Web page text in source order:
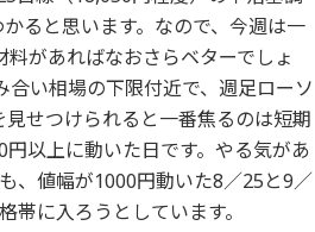
ると思います。なので、今週は一
があればなおさらベターでしょ
い相場の下限付近で、週足ローソ
せつけられると一番焦るのは短期
以上に動いた日です。やる気があ
、値幅が1000円動いた8／25と9／
に入ろうとしています。